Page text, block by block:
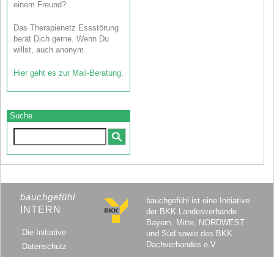
einem Freund?
Das Therapienetz Essstörung
berät Dich gerne. Wenn Du
willst, auch anonym.
Hier geht es zur Mail-Beratung.
Suche
bauchgefühl
INTERN
Die Initiative
Datenschutz
bauchgefühl ist eine Initiative
der BKK Landesverbände
Bayern, Mitte, NORDWEST
und Süd sowie des BKK
Dachverbandes e.V.